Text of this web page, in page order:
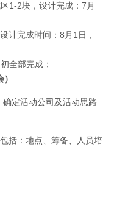
1-2块，设计完成：7月
计完成时间：8月1日，
全部完成；
定活动公司及活动思路
括：地点、筹备、人员培